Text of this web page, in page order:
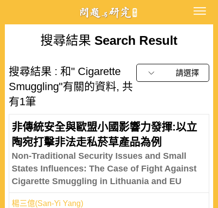
搜尋結果 Search Result
搜尋結果 : 和" Cigarette
Smuggling"有關的資料, 共
有1筆
請選擇
非傳統安全與歐盟小國影響力發揮:以立
陶宛打擊非法走私菸草產品為例
Non-Traditional Security Issues and Small
States Influences: The Case of Fight Against
Cigarette Smuggling in Lithuania and EU
楊三億(San-Yi Yang)